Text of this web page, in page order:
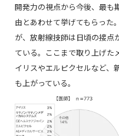
開発力の視点から今後、最も
由とあわせて挙げてもらった
が、放射線技師は日頃の接点
ている。ここまで取り上げた
イリスやエルピクセルなど、
も上がっている。